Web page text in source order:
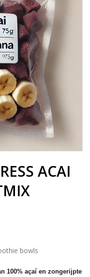
ACAI
bowls
100% açaí en zongerijpte